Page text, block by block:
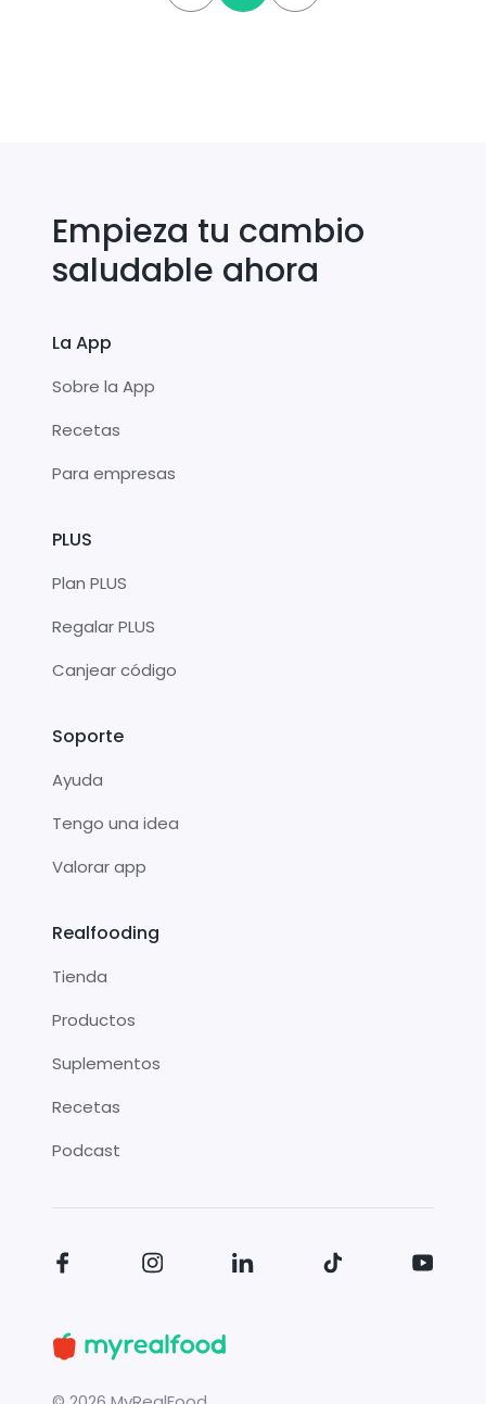
Empieza tu cambio
saludable ahora
La App
Sobre la App
Recetas
Para empresas
PLUS
Plan PLUS
Regalar PLUS
Canjear código
Soporte
Ayuda
Tengo una idea
Valorar app
Realfooding
Tienda
Productos
Suplementos
Recetas
Podcast